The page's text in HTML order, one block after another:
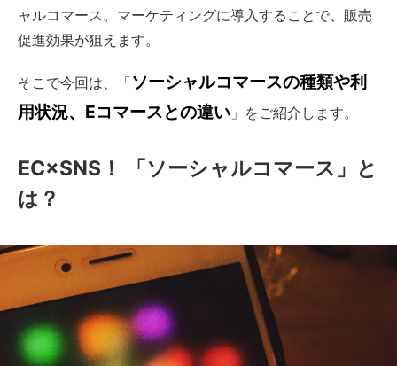
ャルコマース。マーケティングに導入することで、販売
促進効果が狙えます。
そこで今回は、「ソーシャルコマースの種類や利
用状況、Eコマースとの違い 」をご紹介します。
EC×SNS！ 「ソーシャルコマース」と
は？